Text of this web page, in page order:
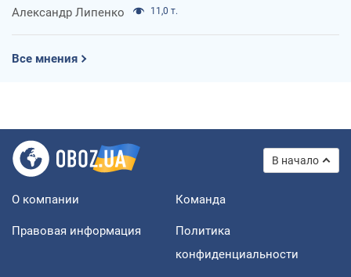
Александр Липенко 11,0 т.
Все мнения
В начало
О компании Команда
Правовая информация
Политика
конфиденциальности